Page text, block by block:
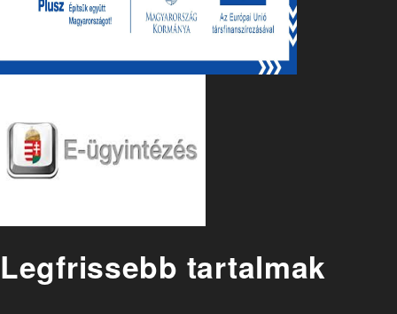
Legfrissebb tartalmak